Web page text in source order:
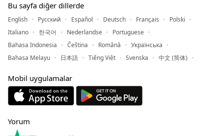
Bu sayfa diğer dillerde
English Русский Español Deutsch Français
Polski
Italiano
한국어 Nederlandse
Portuguese
Bahasa Indonesia
Čeština Română
Українська
Bahasa Melayu
日本語 Tiếng Việt Svenska 中文 (简体)
Mobil uygulamalar
Yorum